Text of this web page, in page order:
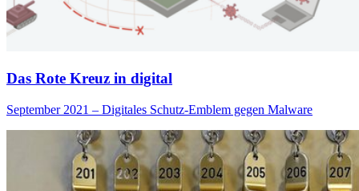
Das Rote Kreuz in digital
September 2021 – Digitales Schutz-Emblem gegen Malware